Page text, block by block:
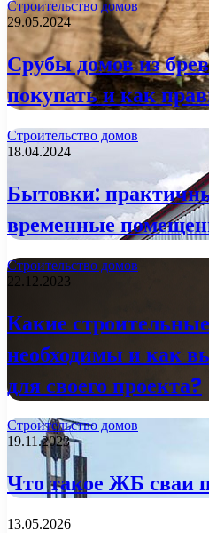
Строительство домов
29.05.2024
Срубы домов из
покупать и как
Строительство домов
18.04.2024
Бытовки:
временные
Строительство домов
22.12.2023
Какие
необходимы и как
для своего проекта?
Строительство домов
19.11.2023
Что такое ЖБ сваи
13.05.2026